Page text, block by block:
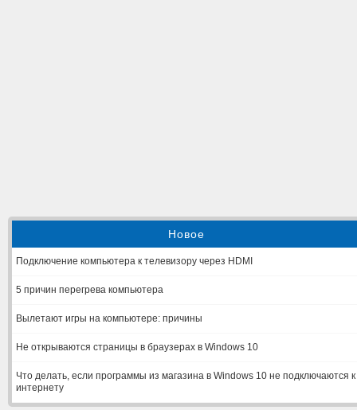
Новое
Подключение компьютера к телевизору через HDMI
5 причин перегрева компьютера
Вылетают игры на компьютере: причины
Не открываются страницы в браузерах в Windows 10
Что делать, если программы из магазина в Windows 10 не подключаются к
интернету